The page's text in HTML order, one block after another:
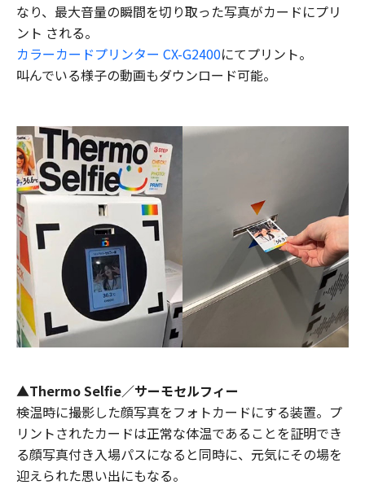
なり、最大音量の瞬間を切り取った写真がカードにプリ
ント される。
カラーカードプリンター CX-G2400にてプリント。
叫んでいる様子の動画もダウンロード可能。
▲Thermo Selfie／サーモセルフィー
検温時に撮影した顔写真をフォトカードにする装置。プ
リントされたカードは正常な体温であることを証明でき
る顔写真付き入場パスになると同時に、元気にその場を
迎えられた思い出にもなる。